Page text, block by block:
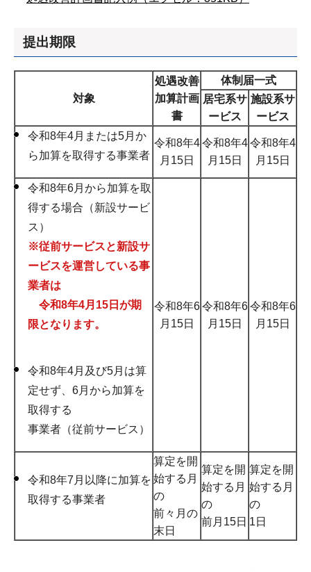
提出期限
対象
処遇改善
加算計画
書
体制届一式
居宅系サ
ービス
施設系サ
ービス
令和8年4月または5月か
ら加算を取得する事業者
令和8年4
月15日
令和8年4
月15日
令和8年4
月15日
令和8年6月から加算を取
得する場合（新設サービ
ス）
※従前サービスと新設サ
ービスを運営している事
業者は
令和8年4月15日が期
限となります。
令和8年4月及び5月は算
定せず、6月から加算を
取得する
事業者（従前サービス）
令和8年6
月15日
令和8年6
月15日
令和8年6
月15日
令和8年7月以降に加算を
取得する事業者
算定を開
始する月
の
前々月の
末日
算定を開
始する月
の
前月15日
算定を開
始する月
の
1日